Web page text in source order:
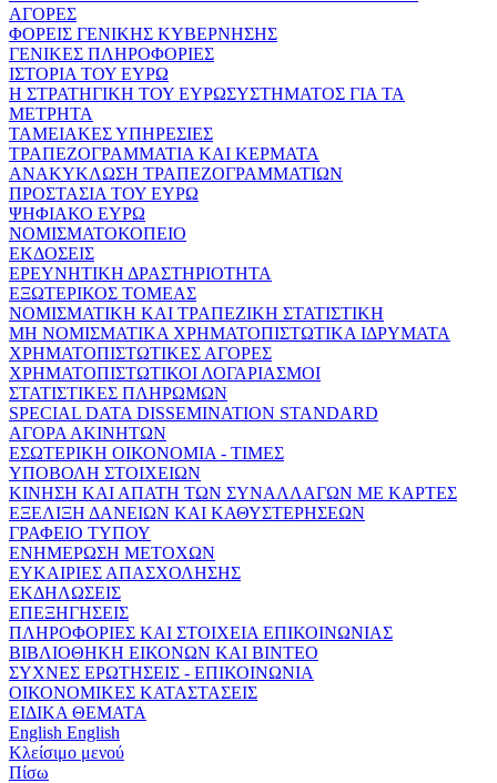
ΑΓΟΡΕΣ
ΦΟΡΕΙΣ ΓΕΝΙΚΗΣ ΚΥΒΕΡΝΗΣΗΣ
ΓΕΝΙΚΕΣ ΠΛΗΡΟΦΟΡΙΕΣ
ΙΣΤΟΡΙΑ ΤΟΥ ΕΥΡΩ
Η ΣΤΡΑΤΗΓΙΚΗ ΤΟΥ ΕΥΡΩΣΥΣΤΗΜΑΤΟΣ ΓΙΑ ΤΑ
ΜΕΤΡΗΤΑ
ΤΑΜΕΙΑΚΕΣ ΥΠΗΡΕΣΙΕΣ
ΤΡΑΠΕΖΟΓΡΑΜΜΑΤΙΑ ΚΑΙ ΚΕΡΜΑΤΑ
ΑΝΑΚΥΚΛΩΣΗ ΤΡΑΠΕΖΟΓΡΑΜΜΑΤΙΩΝ
ΠΡΟΣΤΑΣΙΑ ΤΟΥ ΕΥΡΩ
ΨΗΦΙΑΚΟ ΕΥΡΩ
ΝΟΜΙΣΜΑΤΟΚΟΠΕΙΟ
ΕΚΔΟΣΕΙΣ
ΕΡΕΥΝΗΤΙΚΗ ΔΡΑΣΤΗΡΙΟΤΗΤΑ
ΕΞΩΤΕΡΙΚΟΣ ΤΟΜΕΑΣ
ΝΟΜΙΣΜΑΤΙΚΗ ΚΑΙ ΤΡΑΠΕΖΙΚΗ ΣΤΑΤΙΣΤΙΚΗ
ΜΗ ΝΟΜΙΣΜΑΤΙΚΑ ΧΡΗΜΑΤΟΠΙΣΤΩΤΙΚΑ ΙΔΡΥΜΑΤΑ
ΧΡΗΜΑΤΟΠΙΣΤΩΤΙΚΕΣ ΑΓΟΡΕΣ
ΧΡΗΜΑΤΟΠΙΣΤΩΤΙΚΟΙ ΛΟΓΑΡΙΑΣΜΟΙ
ΣΤΑΤΙΣΤΙΚΕΣ ΠΛΗΡΩΜΩΝ
SPECIAL DATA DISSEMINATION STANDARD
ΑΓΟΡΑ ΑΚΙΝΗΤΩΝ
ΕΣΩΤΕΡΙΚΗ ΟΙΚΟΝΟΜΙΑ - ΤΙΜΕΣ
ΥΠΟΒΟΛΗ ΣΤΟΙΧΕΙΩΝ
ΚΙΝΗΣΗ ΚΑΙ ΑΠΑΤΗ ΤΩΝ ΣΥΝΑΛΛΑΓΩΝ ΜΕ ΚΑΡΤΕΣ
ΕΞΕΛΙΞΗ ΔΑΝΕΙΩΝ ΚΑΙ ΚΑΘΥΣΤΕΡΗΣΕΩΝ
ΓΡΑΦΕΙΟ ΤΥΠΟΥ
ΕΝΗΜΕΡΩΣΗ ΜΕΤΟΧΩΝ
ΕΥΚΑΙΡΙΕΣ ΑΠΑΣΧΟΛΗΣΗΣ
ΕΚΔΗΛΩΣΕΙΣ
ΕΠΕΞΗΓΗΣΕΙΣ
ΠΛΗΡΟΦΟΡΙΕΣ ΚΑΙ ΣΤΟΙΧΕΙΑ ΕΠΙΚΟΙΝΩΝΙΑΣ
ΒΙΒΛΙΟΘΗΚΗ ΕΙΚΟΝΩΝ ΚΑΙ ΒΙΝΤΕΟ
ΣΥΧΝΕΣ ΕΡΩΤΗΣΕΙΣ - ΕΠΙΚΟΙΝΩΝΙΑ
ΟΙΚΟΝΟΜΙΚΕΣ ΚΑΤΑΣΤΑΣΕΙΣ
ΕΙΔΙΚΑ ΘΕΜΑΤΑ
English English
Κλείσιμο μενού
Πίσω